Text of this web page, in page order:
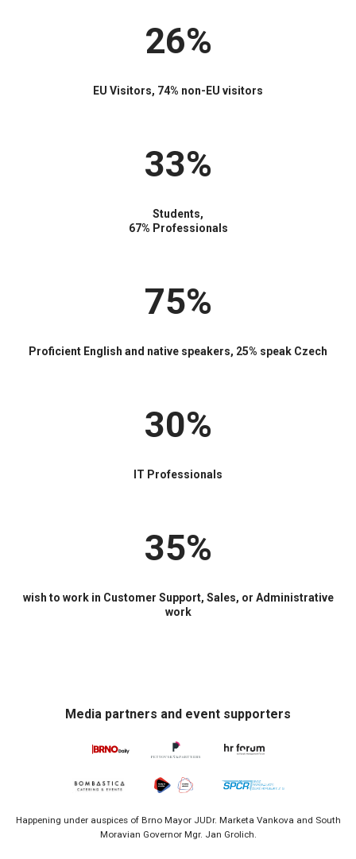
26%
EU Visitors, 74% non-EU visitors
33%
Students,
67% Professionals
75%
Proficient English and native speakers, 25% speak Czech
30%
IT Professionals
35%
wish to work in Customer Support, Sales, or Administrative
work
Media partners and event supporters
Happening under auspices of Brno Mayor JUDr. Marketa Vankova and South
Moravian Governor Mgr. Jan Grolich.